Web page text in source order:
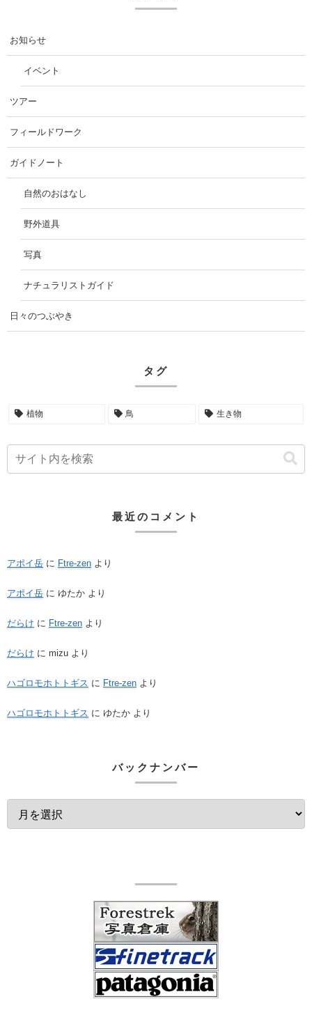
お知らせ
イベント
ツアー
フィールドワーク
ガイドノート
自然のおはなし
野外道具
写真
ナチュラリストガイド
日々のつぶやき
タグ
植物 鳥 生き物
最近のコメント
アポイ岳 に Ftre-zen より
アポイ岳 に ゆたか より
だらけ に Ftre-zen より
だらけ に mizu より
ハゴロモホトトギス に Ftre-zen より
ハゴロモホトトギス に ゆたか より
バックナンバー